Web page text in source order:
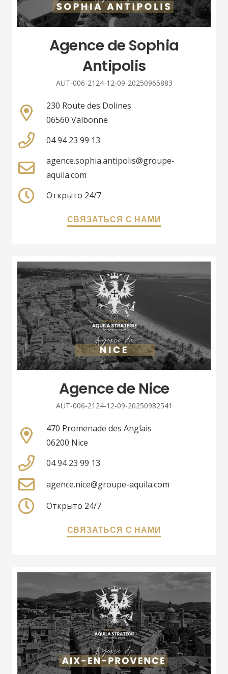
Agence de Sophia
Antipolis
AUT-006-2124-12-09-20250965883
230 Route des Dolines
06560 Valbonne
04 94 23 99 13
agence.sophia.antipolis@groupe-
aquila.com
Открыто 24/7
СВЯЗАТЬСЯ С НАМИ
Agence de Nice
AUT-006-2124-12-09-20250982541
470 Promenade des Anglais
06200 Nice
04 94 23 99 13
agence.nice@groupe-aquila.com
Открыто 24/7
СВЯЗАТЬСЯ С НАМИ